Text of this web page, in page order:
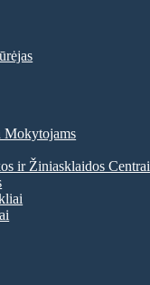
Mokytojams
ir Žiniasklaidos Centrai